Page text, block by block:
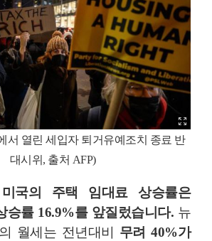
서 열린 세입자 퇴거유예조치 종료 반
대시위, 출처 AFP)
미국의 주택 임대료 상승률은
승률 16.9%를 앞질렀습니다. 뉴
월세는 전년대비 무려 40%가